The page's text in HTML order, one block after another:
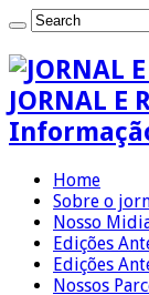
JORNAL E
Home
Sobre o
Nosso
Edições
Edições
Nossos